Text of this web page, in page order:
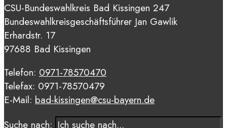
CSU-Bundeswahlkreis Bad Kissingen 247
Bundeswahlkreisgeschäftsführer Jan Gawlik
Erhardstr. 17
97688 Bad Kissingen
Telefon: 0971-78570470
Telefax: 0971-78570479
E-Mail: bad-kissingen@csu-bayern.de
Suche nach: